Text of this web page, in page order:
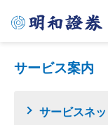
サービス案内
サービスネ